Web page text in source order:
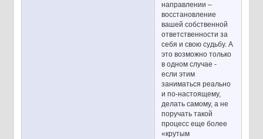
направлении –
восстановление
вашей собственной
ответственности за
себя и свою судьбу. А
это возможно только
в одном случае -
если этим
заниматься реально
и по-настоящему,
делать самому, а не
поручать такой
процесс еще более
«крутым